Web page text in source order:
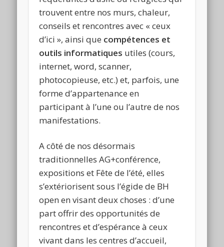
trouvent entre nos murs, chaleur,
conseils et rencontres avec « ceux
d’ici », ainsi que compétences et
outils informatiques utiles (cours,
internet, word, scanner,
photocopieuse, etc.) et, parfois, une
forme d’appartenance en
participant à l’une ou l’autre de nos
manifestations.
A côté de nos désormais
traditionnelles AG+conférence,
expositions et Fête de l’été, elles
s’extériorisent sous l’égide de BH
open en visant deux choses : d’une
part offrir des opportunités de
rencontres et d’espérance à ceux
vivant dans les centres d’accueil,